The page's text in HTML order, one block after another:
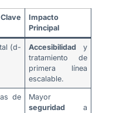
Impacto
Principal
(d-
Accesibilidad y
tratamiento de
primera línea
escalable.
de
Mayor
seguridad a